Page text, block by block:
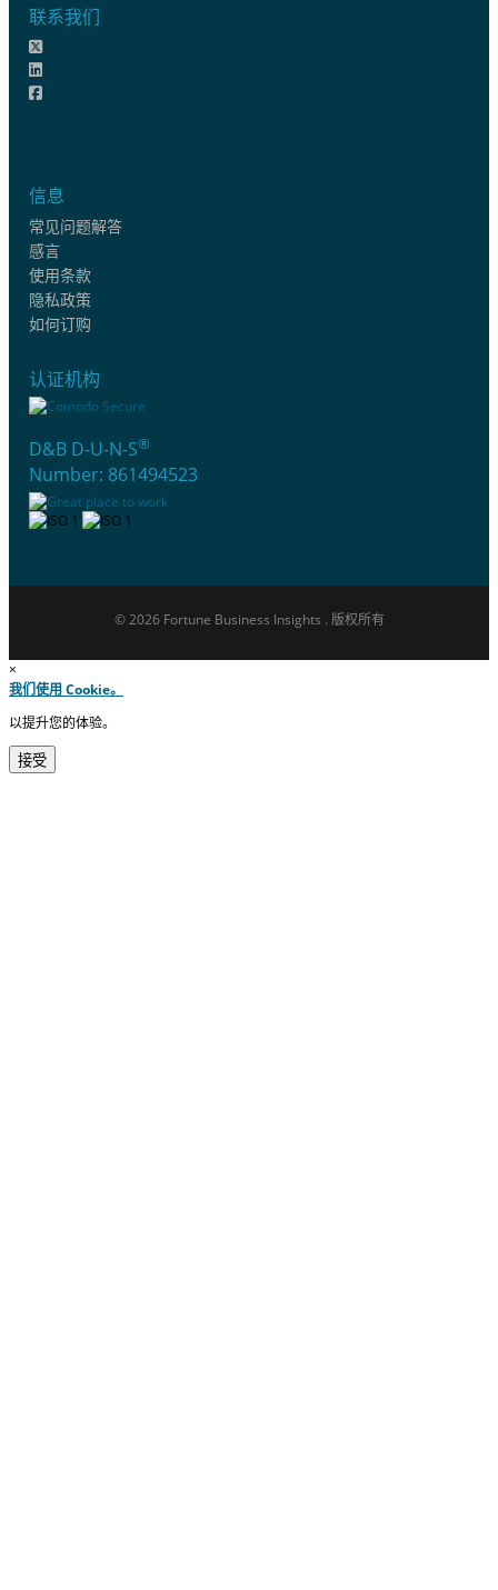
联系我们
信息
常见问题解答
感言
使用条款
隐私政策
如何订购
认证机构
D&B D-U-N-S®
Number: 861494523
© 2026 Fortune Business Insights . 版权所有
×
我们使用 Cookie。
以提升您的体验。
接受